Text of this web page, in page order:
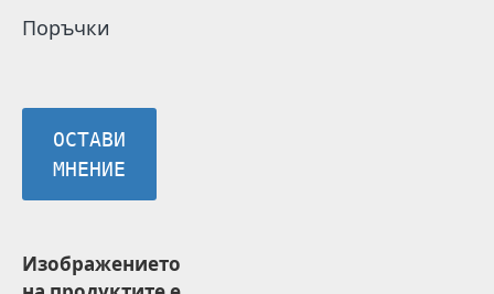
Поръчки
ОСТАВИ
МНЕНИЕ
Изображението